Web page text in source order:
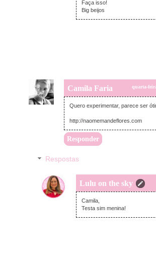
Faça isso!
Big beijos
Camila Faria quarta-
Quero experimentar, parece ser
http://naomemandeflores.com
Responder
Respostas
Lulu on the sky
quarta-feira,
Camila,
Testa sim menina!